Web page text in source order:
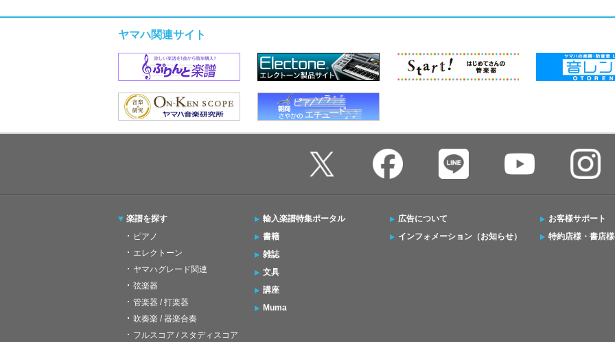
ヤマハ関連サイト
楽譜を探す
ピアノ
エレクトーン
ヤマハグレード関連
弦楽器
管楽器 / 打楽器
吹奏楽 / 器楽合奏
フルスコア / スタディスコア
輸入楽譜特集ポータル
書籍
雑誌
文具
講座
Muma
広告について
インフォメーション（お知らせ）
お客様サポート
特約店様・書店